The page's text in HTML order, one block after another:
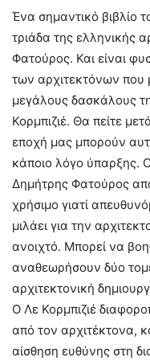
Ένα σημαντικό βιβλίο
τριάδα της ελληνικής
Φατούρος. Και είναι
των αρχιτεκτόνων
μεγάλους δασκάλους
Κορμπιζιέ. Θα πείτε
εποχή μας μπορούν
κάποιο λόγο ύπαρξης.
Δημήτρης Φατούρος
χρήσιμο γιατί
μιλάει για την
ανοιχτό. Μπορεί να
αναθεωρήσουν δύο
αρχιτεκτονική
Ο Λε Κορμπιζιέ
από τον αρχιτέκτονα,
αίσθηση ευθύνης στη